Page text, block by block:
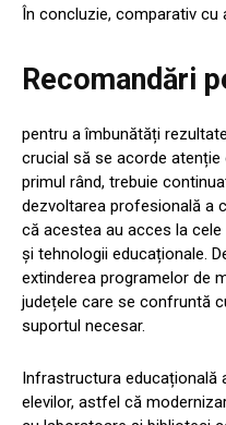
În concluzie, comparativ cu
Recomandări
pentru a îmbunătăți
crucial să se acorde
primul rând, trebuie
dezvoltarea profesională a
că acestea au acces la
și tehnologii educaționale.
extinderea programelor de
județele care se confruntă
suportul necesar.
Infrastructura educațională
elevilor, astfel că